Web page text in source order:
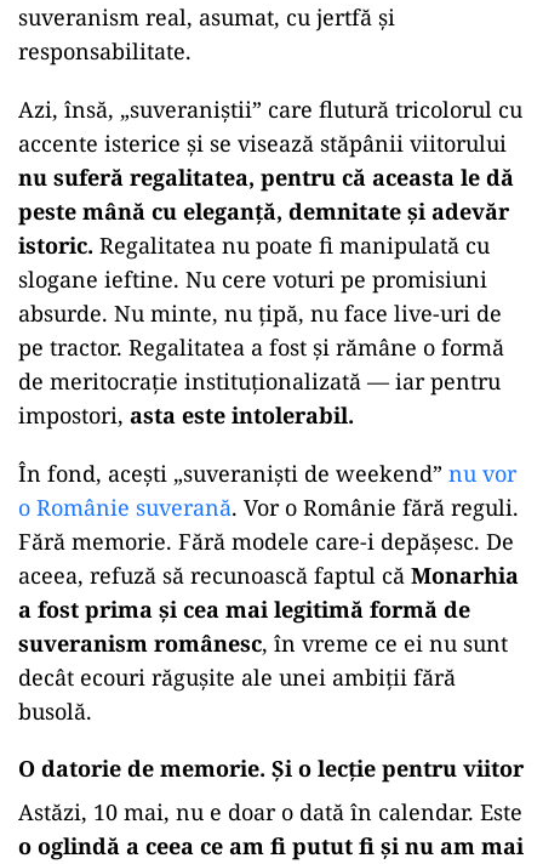
suveranism real, asumat, cu jertfă și
responsabilitate.
Azi, însă, „suveraniștii” care flutură tricolorul cu
accente isterice și se visează stăpânii viitorului
nu suferă regalitatea, pentru că aceasta le dă
peste mână cu eleganță, demnitate și adevăr
istoric. Regalitatea nu poate fi manipulată cu
slogane ieftine. Nu cere voturi pe promisiuni
absurde. Nu minte, nu țipă, nu face live-uri de
pe tractor. Regalitatea a fost și rămâne o formă
de meritocrație instituționalizată — iar pentru
impostori, asta este intolerabil.
În fond, acești „suveraniști de weekend” nu vor
o Românie suverană. Vor o Românie fără reguli.
Fără memorie. Fără modele care-i depășesc. De
aceea, refuză să recunoască faptul că Monarhia
a fost prima și cea mai legitimă formă de
suveranism românesc, în vreme ce ei nu sunt
decât ecouri răgușite ale unei ambiții fără
busolă.
O datorie de memorie. Și o lecție pentru viitor
Astăzi, 10 mai, nu e doar o dată în calendar. Este
o oglindă a ceea ce am fi putut fi și nu am mai